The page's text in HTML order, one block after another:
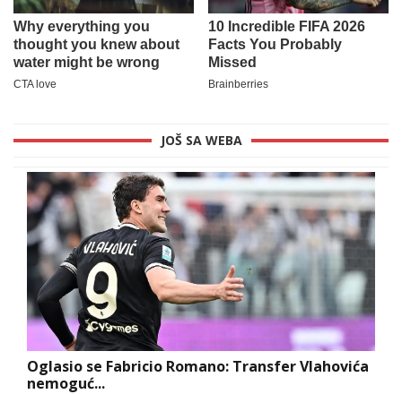
JOŠ SA WEBA
Oglasio se Fabricio Romano: Transfer Vlahovića
nemoguć...